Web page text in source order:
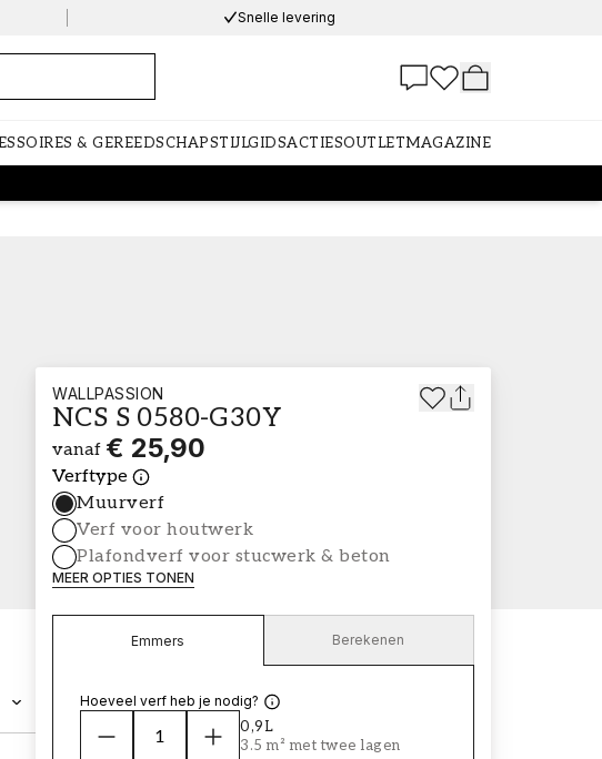
Snelle levering
& GEREEDSCHAPSTIJLGIDSACTIESOUTLETMAGAZINE
WALLPASSION
NCS S 0580-G30Y
vanaf € 25,90
Verftype
Muurverf
Verf voor houtwerk
Plafondverf voor stucwerk & beton
MEER OPTIES TONEN
Emmers Berekenen
Hoeveel verf heb je nodig?
0,9L
3.5 m² met twee lagen